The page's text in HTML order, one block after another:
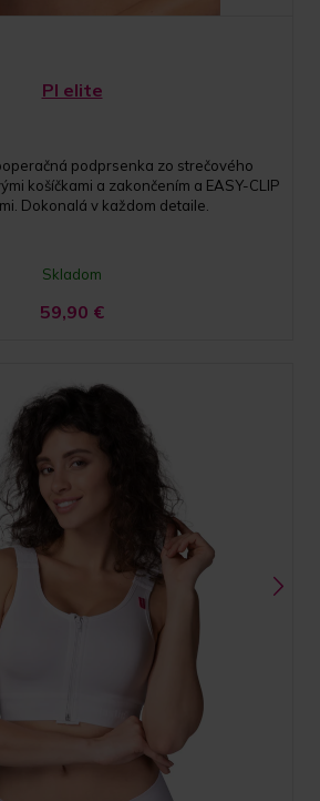
PI elite
podprsenka zo strečového
košíčkami a zakončením a EASY-CLIP
Dokonalá v každom detaile.
Skladom
59,90 €